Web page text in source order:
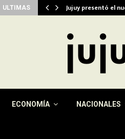
ULTIMAS Jujuy presentó el
ECONOMÍA NACIONALES